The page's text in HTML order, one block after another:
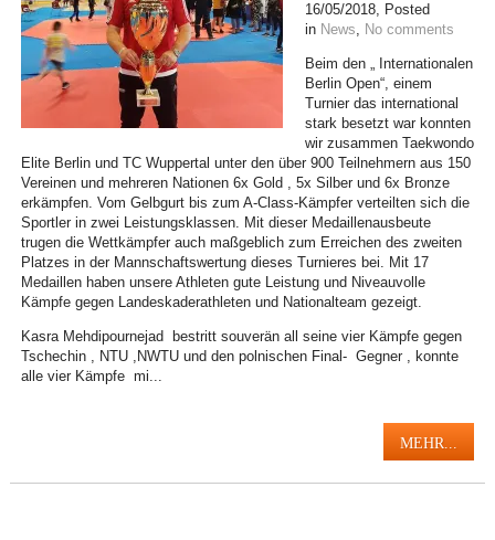
16/05/2018, Posted
in News, No comments
Beim den „ Internationalen
Berlin Open“, einem
Turnier das international
stark besetzt war konnten
wir zusammen Taekwondo
Elite Berlin und TC Wuppertal unter den über 900 Teilnehmern aus 150
Vereinen und mehreren Nationen 6x Gold , 5x Silber und 6x Bronze
erkämpfen. Vom Gelbgurt bis zum A-Class-Kämpfer verteilten sich die
Sportler in zwei Leistungsklassen. Mit dieser Medaillenausbeute
trugen die Wettkämpfer auch maßgeblich zum Erreichen des zweiten
Platzes in der Mannschaftswertung dieses Turnieres bei. Mit 17
Medaillen haben unsere Athleten gute Leistung und Niveauvolle
Kämpfe gegen Landeskaderathleten und Nationalteam gezeigt.
Kasra Mehdipournejad bestritt souverän all seine vier Kämpfe gegen
Tschechin , NTU ,NWTU und den polnischen Final- Gegner , konnte
alle vier Kämpfe mi...
MEHR...